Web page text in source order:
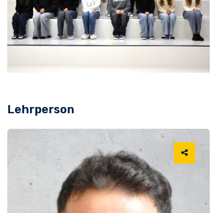
Lehrperson